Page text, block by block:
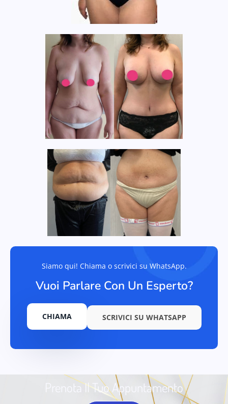
Siamo qui! Chiama o scrivici su WhatsApp.
Vuoi Parlare Con Un Esperto?
CHIAMA SCRIVICI SU WHATSAPP
Prenota Il Tuo Appuntamento